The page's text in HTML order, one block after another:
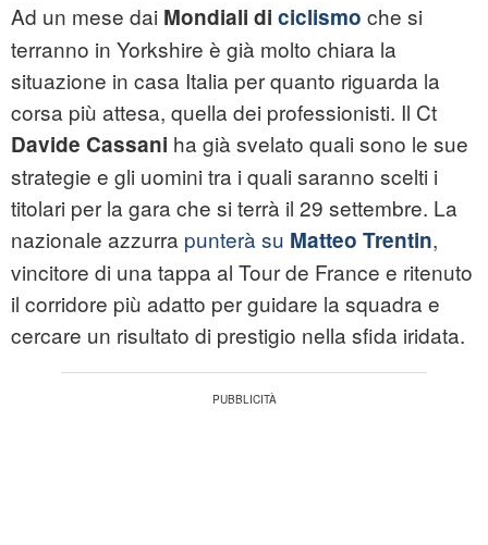
Ad un mese dai Mondiali di ciclismo che si
terranno in Yorkshire è già molto chiara la
situazione in casa Italia per quanto riguarda la
corsa più attesa, quella dei professionisti. Il Ct
Davide Cassani ha già svelato quali sono le sue
strategie e gli uomini tra i quali saranno scelti i
titolari per la gara che si terrà il 29 settembre. La
nazionale azzurra punterà su Matteo Trentin,
vincitore di una tappa al Tour de France e ritenuto
il corridore più adatto per guidare la squadra e
cercare un risultato di prestigio nella sfida iridata.